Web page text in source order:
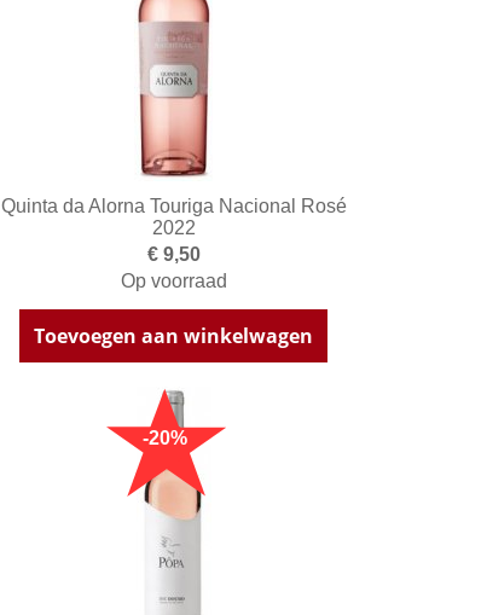
Quinta da Alorna Touriga Nacional Rosé
2022
€ 9,50
Op voorraad
Toevoegen aan winkelwagen